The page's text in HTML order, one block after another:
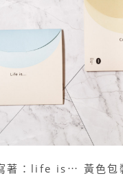
著：life is⋯ 黃色包